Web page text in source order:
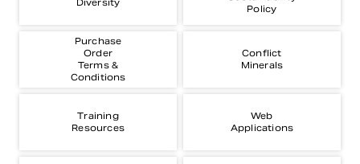
Diversity
Policy
Purchase
Order
Terms &
Conditions
Conflict
Minerals
Training
Resources
Web
Applications